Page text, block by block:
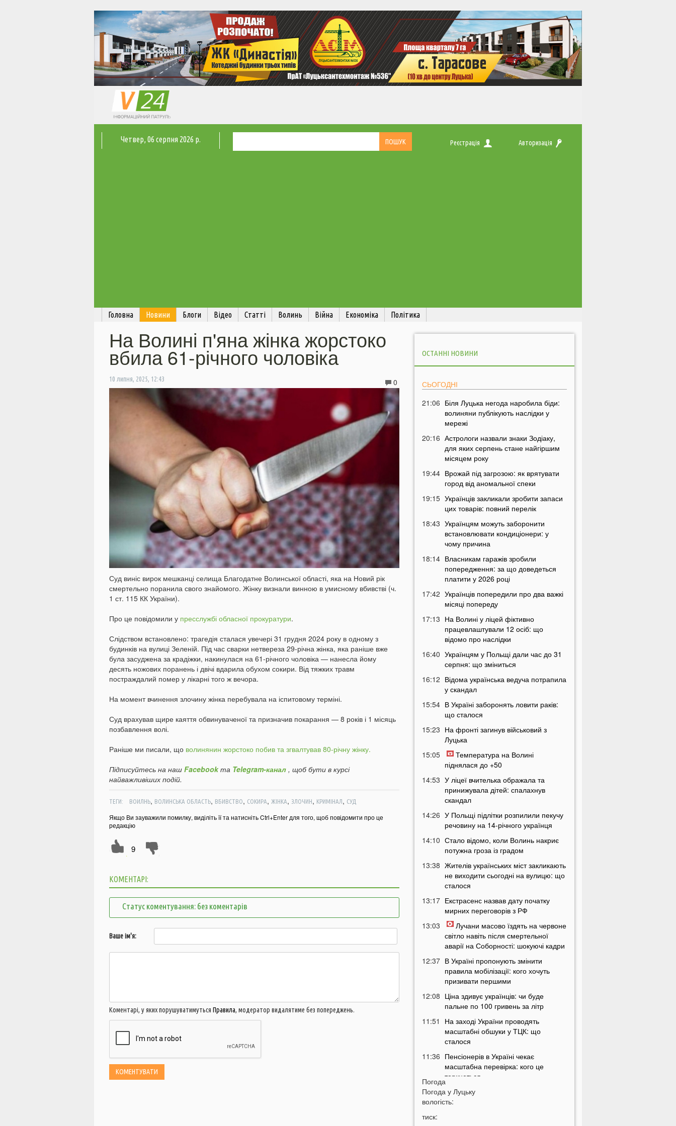
Четвер, 06 серпня 2026 р. Реєстрація Авторизація
Головна Новини Блоги Відео Статті Волинь Війна Економіка Політика
На Волині п'яна жінка жорстоко
вбила 61-річного чоловіка
10 липня, 2025, 12:43 0
Суд виніс вирок мешканці селища Благодатне Волинської області, яка на Новий рік
смертельно поранила свого знайомого. Жінку визнали винною в умисному вбивстві (ч.
1 ст. 115 КК України).
Про це повідомили у пресслужбі обласної прокуратури.
Слідством встановлено: трагедія сталася увечері 31 грудня 2024 року в одному з
будинків на вулиці Зеленій. Під час сварки нетвереза 29-річна жінка, яка раніше вже
була засуджена за крадіжки, накинулася на 61-річного чоловіка — нанесла йому
десять ножових поранень і двічі вдарила обухом сокири. Від тяжких травм
постраждалий помер у лікарні того ж вечора.
На момент вчинення злочину жінка перебувала на іспитовому терміні.
Суд врахував щире каяття обвинуваченої та призначив покарання — 8 років і 1 місяць
позбавлення волі.
Раніше ми писали, що волинянин жорстоко побив та згвалтував 80-річну жінку.
Підписуйтесь на наш Facebookта Telegram-канал , щоб бути в курсі
найважливіших подій.
ТЕГИ: ВОИЛНЬ, ВОЛИНСЬКА ОБЛАСТЬ, ВБИВСТВО, СОКИРА, ЖІНКА, ЗЛОЧИН, КРИМІНАЛ, СУД
Якщо Ви зауважили помилку, виділіть її та натисніть Ctrl+Enter для того, щоб повідомити про це
редакцію
9
КОМЕНТАРІ:
Статус коментування: без коментарів
Ваше ім'я:
Коментарі, у яких порушуватимуться Правила, модератор видалятиме без попереджень.
ОСТАННІ НОВИНИ
СЬОГОДНІ
21:06 Біля Луцька негода наробила біди:
волиняни публікують наслідки у
мережі
20:16 Астрологи назвали знаки Зодіаку,
для яких серпень стане найгіршим
місяцем року
19:44 Врожай під загрозою: як врятувати
город від аномальної спеки
19:15 Українців закликали зробити запаси
цих товарів: повний перелік
18:43 Українцям можуть заборонити
встановлювати кондиціонери: у
чому причина
18:14 Власникам гаражів зробили
попередження: за що доведеться
платити у 2026 році
17:42 Українців попередили про два важкі
місяці попереду
17:13 На Волині у ліцей фіктивно
працевлаштували 12 осіб: що
відомо про наслідки
16:40 Українцям у Польщі дали час до 31
серпня: що зміниться
16:12 Відома українська ведуча потрапила
у скандал
15:54 В Україні заборонять ловити раків:
що сталося
15:23 На фронті загинув військовий з
Луцька
15:05
Температура на Волині
піднялася до +50
14:53 У ліцеї вчителька ображала та
принижувала дітей: спалахнув
скандал
14:26 У Польщі підлітки розпилили пекучу
речовину на 14-річного українця
14:10 Стало відомо, коли Волинь накриє
потужна гроза із градом
13:38 Жителів українських міст закликають
не виходити сьогодні на вулицю: що
сталося
13:17 Екстрасенс назвав дату початку
мирних переговорів з РФ
13:03
Лучани масово їздять на червоне
світло навіть після смертельної
аварії на Соборності: шокуючі кадри
12:37 В Україні пропонують змінити
правила мобілізації: кого хочуть
призивати першими
12:08 Ціна здивує українців: чи буде
пальне по 100 гривень за літр
11:51
На заході України проводять
масштабні обшуки у ТЦК: що
сталося
11:36 Пенсіонерів в Україні чекає
масштабна перевірка: кого це
торкнеться
11:07 Україну накриє потужна магнітна
буря: названі небезпечні дати
10:50
Погода
Погода у Луцьку
вологість:
тиск: